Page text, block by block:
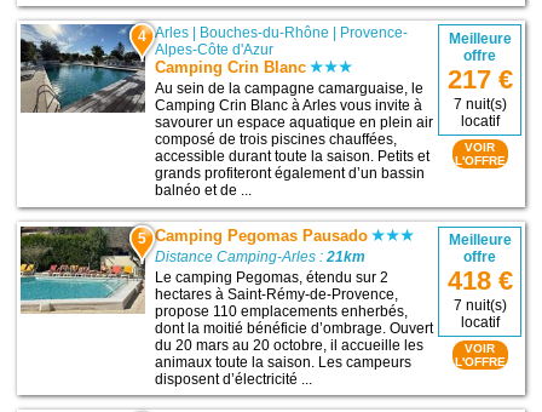
4 Arles Bouches-du-Rhône
Provence-
Alpes-Côte d'Azur
Camping Crin Blanc
Au sein de la campagne camarguaise, le
Camping Crin Blanc à Arles vous invite à
savourer un espace aquatique en plein air
composé de trois piscines chauffées,
accessible durant toute la saison. Petits et
grands profiteront également d’un bassin
balnéo et de ...
Meilleure
offre
217 €
7 nuit(s)
locatif
VOIR
L'OFFRE
5 Camping Pegomas Pausado
Distance Camping-Arles :21km
Le camping Pegomas, étendu sur 2
hectares à Saint-Rémy-de-Provence,
propose 110 emplacements enherbés,
dont la moitié bénéficie d’ombrage. Ouvert
du 20 mars au 20 octobre, il accueille les
animaux toute la saison. Les campeurs
disposent d’électricité ...
Meilleure
offre
418 €
7 nuit(s)
locatif
VOIR
L'OFFRE